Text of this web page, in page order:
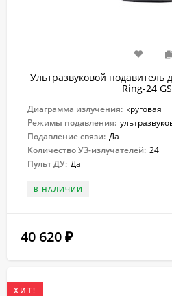
Ультразвуковой подавитель
Ring-24
Диаграмма излучения: круговая
Режимы подавления:
Подавление связи: Да
Количество УЗ-излучателей: 24
Пульт ДУ: Да
В НАЛИЧИИ
40 620 ₽
ХИТ!